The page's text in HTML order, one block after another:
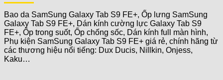
Bao da SamSung Galaxy Tab S9 FE+, Ốp lưng SamSung
Galaxy Tab S9 FE+, Dán kính cường lực Galaxy Tab S9
FE+, Ốp trong suốt, Ốp chống sốc, Dán kính full màn hình,
Phụ kiện SamSung Galaxy Tab S9 FE+ giá rẻ, chính hãng từ
các thương hiệu nổi tiếng: Dux Ducis, Nillkin, Onjess,
Kaku…